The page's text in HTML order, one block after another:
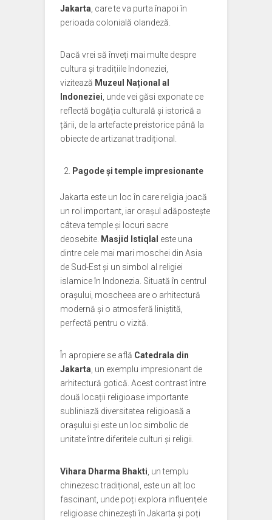
Jakarta , care te va purta înapoi în
perioada colonială olandeză.
Dacă vrei să înveți mai multe despre
cultura și tradițiile Indoneziei,
vizitează Muzeul Național al
Indoneziei , unde vei găsi exponate ce
reflectă bogăția culturală și istorică a
țării, de la artefacte preistorice până la
obiecte de artizanat tradițional.
Pagode și temple impresionante
Jakarta este un loc în care religia joacă
un rol important, iar orașul adăpostește
câteva temple și locuri sacre
deosebite. Masjid Istiqlal este una
dintre cele mai mari moschei din Asia
de Sud-Est și un simbol al religiei
islamice în Indonezia. Situată în centrul
orașului, moscheea are o arhitectură
modernă și o atmosferă liniștită,
perfectă pentru o vizită.
În apropiere se află Catedrala din
Jakarta , un exemplu impresionant de
arhitectură gotică. Acest contrast între
două locații religioase importante
subliniază diversitatea religioasă a
orașului și este un loc simbolic de
unitate între diferitele culturi și religii.
Vihara Dharma Bhakti , un templu
chinezesc tradițional, este un alt loc
fascinant, unde poți explora influențele
religioase chinezești în Jakarta și poți